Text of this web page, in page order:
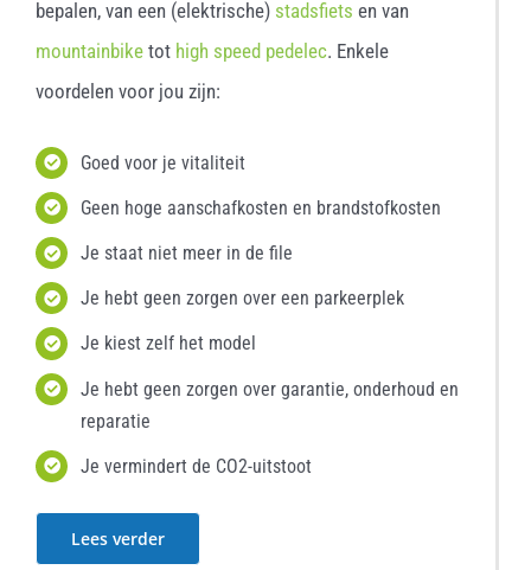
bepalen, van een (elektrische) stadsfiets en van
mountainbiketot high speed pedelec. Enkele
voordelen voor jou zijn:
Goed voor je vitaliteit
Geen hoge aanschafkosten en brandstofkosten
Je staat niet meer in de file
Je hebt geen zorgen over een parkeerplek
Je kiest zelf het model
Je hebt geen zorgen over garantie, onderhoud en
reparatie
Je vermindert de CO2-uitstoot
Lees verder